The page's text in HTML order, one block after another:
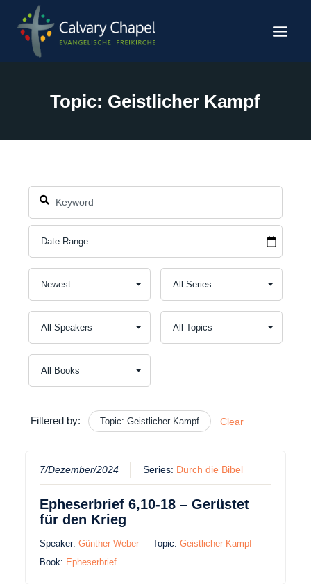
Inhalt
springen
Topic: Geistlicher Kampf
Filtered by: Topic: Geistlicher Kampf Clear
7/Dezember/2024 Series: Durch die Bibel
Epheserbrief 6,10-18 – Gerüstet
für den Krieg
Speaker:Günther Weber Topic:Geistlicher Kampf
Book: Epheserbrief